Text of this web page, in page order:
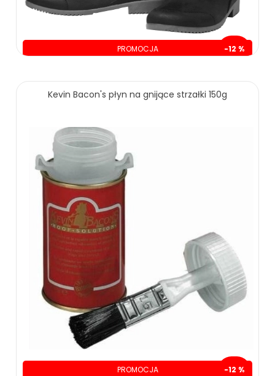
PROMOCJA -12 %
235.00 zł 265.00 zł
Kevin Bacon's płyn na gnijące strzałki 150g
PROMOCJA -12 %